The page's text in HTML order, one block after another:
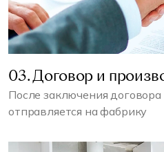
03. Договор и
После заключения
отправляется на фабрику